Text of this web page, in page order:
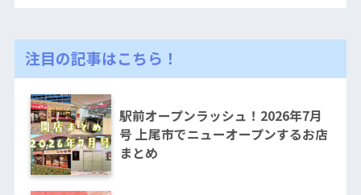
注目の記事はこちら！
駅前オープンラッシュ！2026年7月
号 上尾市でニューオープンするお店
まとめ